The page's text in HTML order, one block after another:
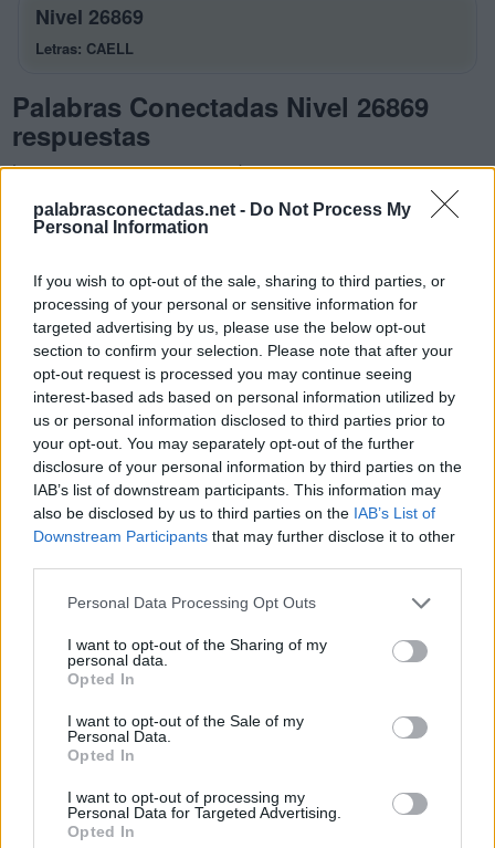
palabrasconectadas.net - Do Not Process My
Personal Information
If you wish to opt-out of the sale, sharing to third parties, or
processing of your personal or sensitive information for
targeted advertising by us, please use the below opt-out
section to confirm your selection. Please note that after your
opt-out request is processed you may continue seeing
interest-based ads based on personal information utilized by
us or personal information disclosed to third parties prior to
your opt-out. You may separately opt-out of the further
disclosure of your personal information by third parties on the
IAB’s list of downstream participants. This information may
also be disclosed by us to third parties on the IAB’s List of
Downstream Participants that may further disclose it to other
Personal Data Processing Opt Outs
I want to opt-out of the Sharing of my
personal data.
Opted In
I want to opt-out of the Sale of my
Personal Data.
Opted In
I want to opt-out of processing my
Personal Data for Targeted Advertising.
Opted In
Nivel 26869
Letras: CAELL
Palabras Conectadas Nivel 26869
respuestas
La respuesta a este rompecabezas es:
C
A
E
E
L L
A
L
E A
L
C
A L L
E
Palabras extra:
C
A
L
A
L C
E
C
A L
E
L
A C
E
E L A
BUSCAR MÁS
RESPUESTAS
Palabras Conectadas Respuesta de nivel 26864